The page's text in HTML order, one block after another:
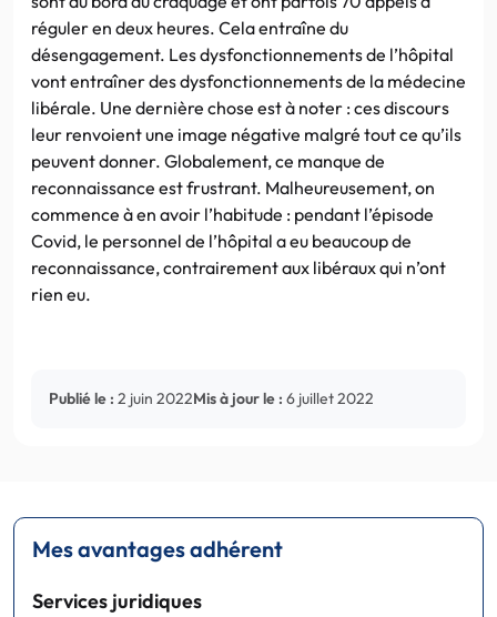
réguler en deux heures. Cela entraîne du
désengagement. Les dysfonctionnements de l’hôpital
vont entraîner des dysfonctionnements de la médecine
libérale. Une dernière chose est à noter : ces discours
leur renvoient une image négative malgré tout ce qu’ils
peuvent donner. Globalement, ce manque de
reconnaissance est frustrant. Malheureusement, on
commence à en avoir l’habitude : pendant l’épisode
Covid, le personnel de l’hôpital a eu beaucoup de
reconnaissance, contrairement aux libéraux qui n’ont
rien eu.
Publié le : 2 juin 2022Mis à jour le : 6 juillet 2022
Mes avantages adhérent
Services juridiques